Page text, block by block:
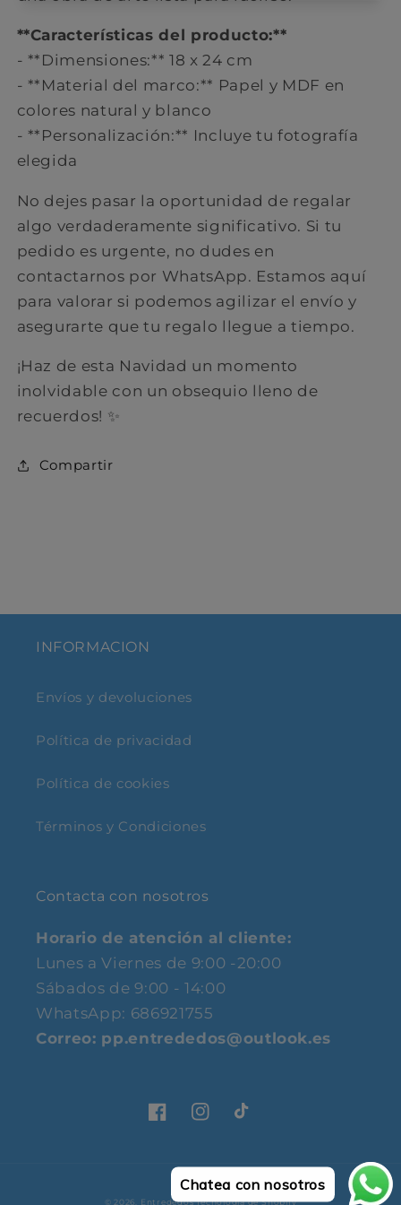
**Características del producto:**
- **Dimensiones:** 18 x 24 cm
- **Material del marco:** Papel y MDF en
colores natural y blanco
- **Personalización:** Incluye tu fotografía
elegida
No dejes pasar la oportunidad de regalar
algo verdaderamente significativo. Si tu
pedido es urgente, no dudes en
contactarnos por WhatsApp. Estamos aquí
para valorar si podemos agilizar el envío y
asegurarte que tu regalo llegue a tiempo.
¡Haz de esta Navidad un momento
inolvidable con un obsequio lleno de
recuerdos! ✨
C ompartir
INFORMACION
Envíos y devoluciones
Política de privacidad
Política de cookies
Términos y Condiciones
Contacta con nosotros
Horario de atención al cliente:
Lunes a Viernes de 9:00 -20:00
Sábados de 9:00 - 14:00
WhatsApp: 686921755
Correo: pp.entrededos@outlook.es
FacebookInstagram
TikTok
© 2026, EntrededosTecnología de Shopify
Chatea con nosotros